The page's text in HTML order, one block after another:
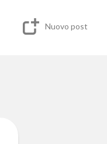
Nuovo post